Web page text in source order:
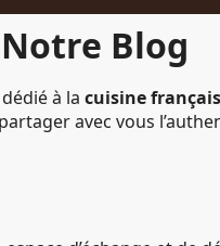
Blog
à la cuisine
avec vous